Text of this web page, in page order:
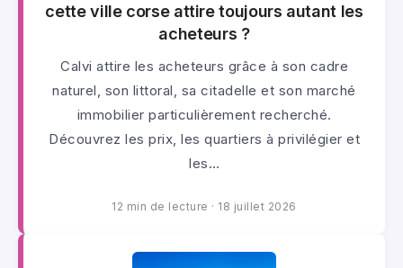
cette ville corse attire toujours autant les
acheteurs ?
Calvi attire les acheteurs grâce à son cadre
naturel, son littoral, sa citadelle et son marché
immobilier particulièrement recherché.
Découvrez les prix, les quartiers à privilégier et
les…
12 min de lecture · 18 juillet 2026